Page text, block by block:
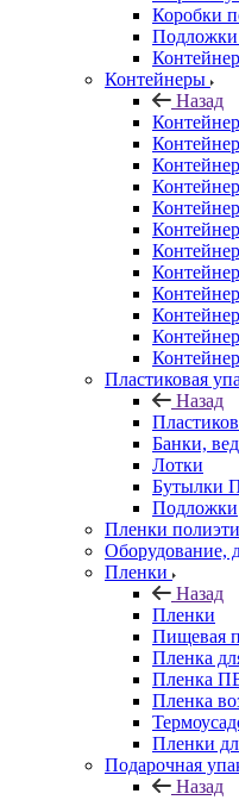
Коробки
Подложки
Контейнеры
Назад
Пластиковая
Назад
Банки,
Лотки
Бутылки
Подложки
Пленки
Оборудование,
Пленки
Назад
Пленки
Пищевая
Пленка
Пленка
Пленка
Пленки
Подарочная
Назад